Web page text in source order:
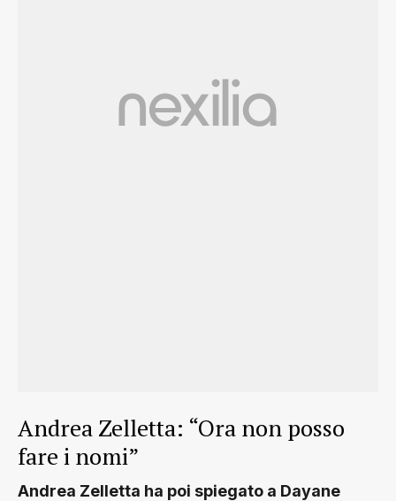
Andrea Zelletta: “Ora non posso
fare i nomi”
Andrea Zelletta ha poi spiegato a Dayane